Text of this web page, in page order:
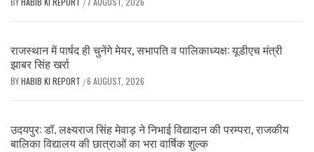
/
राजस्थान में पार्षद ही चुनेंगे मेयर, सभापति व पालिकाध्यक्ष: यूडीएच मंत्री
झाबर सिंह खर्रा
BYHABIB KI REPORT /6 AUGUST, 2026
उदयपुर: डॉ. लक्ष्यराज सिंह मेवाड़ ने निभाई विद्यादान की परम्परा, राजकीय
बालिका विद्यालय की छात्राओं का भरा वार्षिक शुल्क